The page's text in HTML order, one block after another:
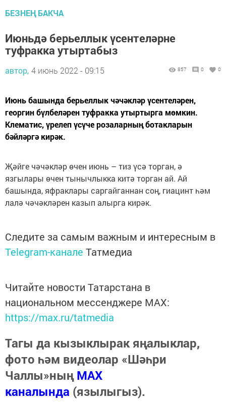
БЕЗНЕҢ БАКЧА
Июньдә берьеллык үсентеләрне
туфракка утыртабыз
автор, 4 июнь 2022 - 09:15 857 0 0
Июнь башында берьеллык чәчәкләр үсентеләрен,
георгин бүлбеләрен туфракка утыртырга мөмкин.
Клематис, үрелеп үсүче розаларның ботакларын
бәйләргә кирәк.
Җәйге чәчәкләр өчен июнь – тиз үсә торган, ә
язгылары өчен тынычлыкка китә торган ай. Ай
башында, яфраклары саргайганнан соң, гиацинт һәм
лалә чәчәкләрен казып алырга кирәк.
Следите за самым важным и интересным в
Telegram-канале Татмедиа
Читайте новости Татарстана в
национальном мессенджере MАХ:
https://max.ru/tatmedia
Тагы да кызыклырак яңалыклар,
фото һәм видеолар «Шәһри
Чаллы»ныңMAX
каналында (язылыгыз).